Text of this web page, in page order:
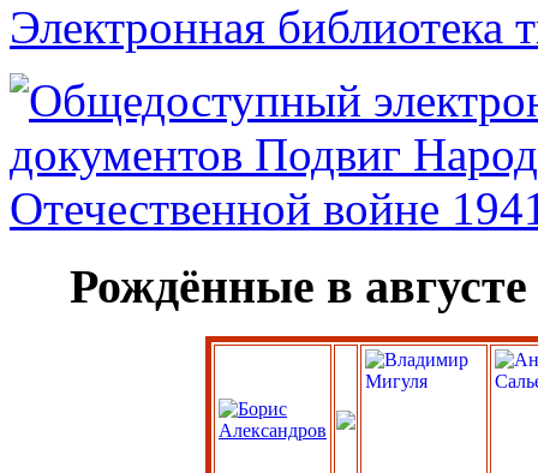
Электронная библиотека
Рождённые в августе